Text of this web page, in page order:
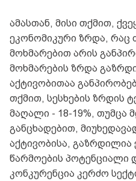
ამასთან, მისი თქმით,
ეკონომიკური ზრდა, რაც
მოხმარებით არის
მოხმარების ზრდა
აქტივობითაა
თქმით, სესხების ზრდის
მაღალი - 18-19%, თუმცა
განცხადებით,
აქტივობისა, გაზრდილია
წარმოების პოტენციალი
კონკურენცია კერძო